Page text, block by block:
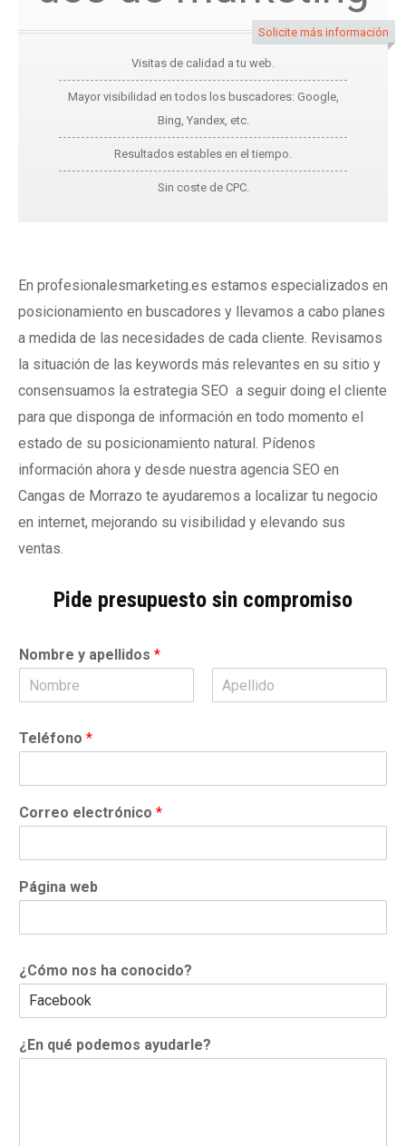
Solicite más información
Visitas de calidad a tu web.
Mayor visibilidad en todos los buscadores: Google,
Bing, Yandex, etc.
Resultados estables en el tiempo.
Sin coste de CPC.
En profesionalesmarketing.es estamos especializados en
posicionamiento en buscadores y llevamos a cabo planes
a medida de las necesidades de cada cliente. Revisamos
la situación de las keywords más relevantes en su sitio y
consensuamos la estrategia SEO a seguir doing el cliente
para que disponga de información en todo momento el
estado de su posicionamiento natural. Pídenos
información ahora y desde nuestra agencia SEO en
Cangas de Morrazo te ayudaremos a localizar tu negocio
en internet, mejorando su visibilidad y elevando sus
ventas.
Pide presupuesto sin compromiso
Nombre y apellidos *
o
m
e
i
Teléfono *
Correo electrónico *
Página web
¿Cómo nos ha conocido?
¿En qué podemos ayudarle?